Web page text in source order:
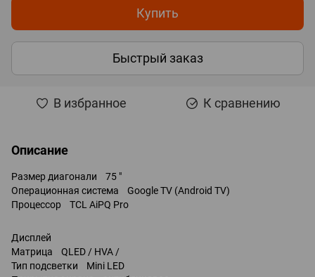
Купить
Быстрый заказ
В избранное К сравнению
Описание
Размер диагонали 75 "
Операционная система Google TV (Android TV)
Процессор TCL AiPQ Pro
Дисплей
Матрица QLED / HVA /
Тип подсветки Mini LED